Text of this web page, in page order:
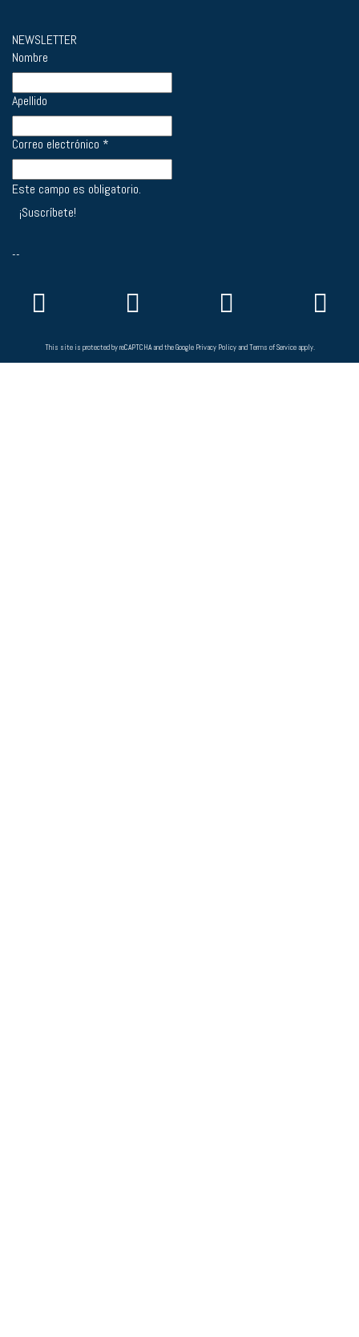
NEWSLETTER
Nombre
Apellido
Correo electrónico *
Este campo es obligatorio.
--
This site is protected by reCAPTCHA and the Google Privacy PolicyandTerms of Serviceapply.